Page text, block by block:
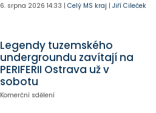
6. srpna 2026 14:33 | Celý MS kraj | Jiří Cileček
Legendy tuzemského
undergroundu zavítají na
PERIFERII Ostrava už v
sobotu
Komerční sdělení